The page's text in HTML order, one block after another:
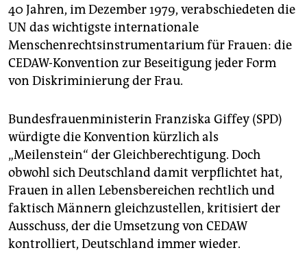
genossenschaft
epaper login
40 Jahren, im Dezember 1979, verabschiedeten die
UN das wichtigste internationale
Menschenrechtsinstrumentarium für Frauen: die
CEDAW-Konvention zur Beseitigung jeder Form
von Diskriminierung der Frau.
Bundesfrauenministerin Franziska Giffey (SPD)
würdigte die Konvention kürzlich als
„Meilenstein“ der Gleichberechtigung. Doch
obwohl sich Deutschland damit verpflichtet hat,
Frauen in allen Lebensbereichen rechtlich und
faktisch Männern gleichzustellen, kritisiert der
Ausschuss, der die Umsetzung von CEDAW
kontrolliert, Deutschland immer wieder.